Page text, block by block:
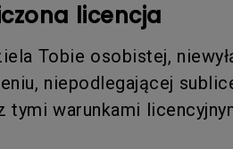
licencja
Tobie osobistej,
niepodlegającej
tymi warunkami